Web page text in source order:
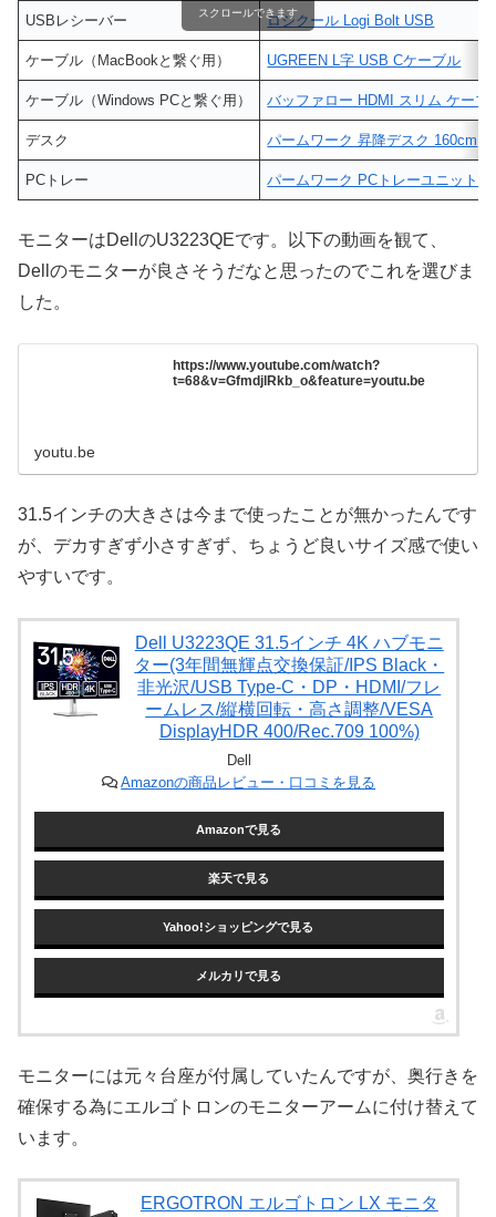
USBレシーバー ロジクール Logi Bolt USB
ケーブル（MacBookと繋ぐ用） UGREEN L字 USB Cケーブル
ケーブル（Windows PCと繋ぐ用） バッファロー HDMI スリム ケーブ
デスク パームワーク 昇降デスク 160cm
PCトレー パームワーク PCトレーユニット
スクロールできます
モニターはDellのU3223QEです。以下の動画を観て、
Dellのモニターが良さそうだなと思ったのでこれを選びま
した。
https://www.youtube.com/watch?
t=68&v=GfmdjlRkb_o&feature=youtu.be
youtu.be
31.5インチの大きさは今まで使ったことが無かったんです
が、デカすぎず小さすぎず、ちょうど良いサイズ感で使い
やすいです。
Dell U3223QE 31.5インチ 4K ハブモニ
ター(3年間無輝点交換保証/IPS Black・
非光沢/USB Type-C・DP・HDMI/フレ
ームレス/縦横回転・高さ調整/VESA
DisplayHDR 400/Rec.709 100%)
Dell
Amazonの商品レビュー・口コミを見る
Amazonで見る
楽天で見る
Yahoo!ショッピングで見る
メルカリで見る
モニターには元々台座が付属していたんですが、奥行きを
確保する為にエルゴトロンのモニターアームに付け替えて
います。
ERGOTRON エルゴトロン LX モニタ